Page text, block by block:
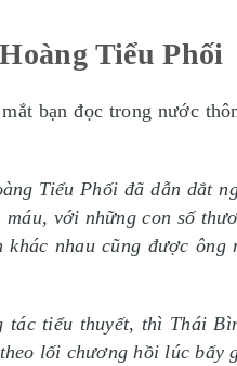
Tiểu Phối
bạn đọc trong nước
Tiểu Phối đã dẫn dắt
với những con số
nhau cũng được ông
tiểu thuyết, thì Thái
lối chương hồi lúc bấy